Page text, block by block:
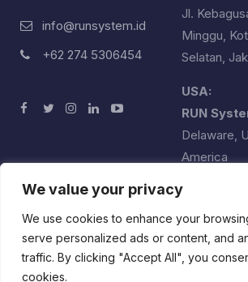
We value your privacy
We use cookies to enhance your
serve personalized ads or content, and
traffic. By clicking "Accept All", you
cookies.
info@runsystem.id
+62 274 5306454
Jl.
Minggu,
Selatan,
USA:
RUN
Delaware,
America